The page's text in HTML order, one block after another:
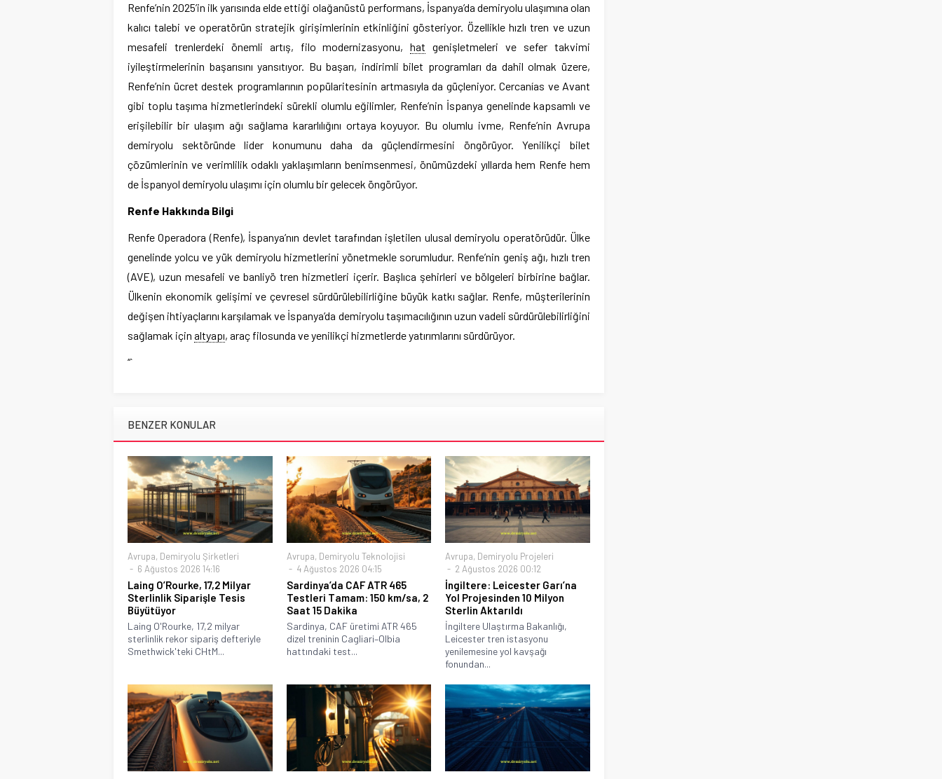
Renfe’nin 2025’in ilk yarısında elde ettiği olağanüstü performans, İspanya’da demiryolu ulaşımına olan
kalıcı talebi ve operatörün stratejik girişimlerinin etkinliğini gösteriyor. Özellikle hızlı tren ve uzun
mesafeli trenlerdeki önemli artış, filo modernizasyonu,hat genişletmeleri ve sefer takvimi
iyileştirmelerinin başarısını yansıtıyor. Bu başarı, indirimli bilet programları da dahil olmak üzere,
Renfe’nin ücret destek programlarının popülaritesinin artmasıyla da güçleniyor. Cercanías ve Avant
gibi toplu taşıma hizmetlerindeki sürekli olumlu eğilimler, Renfe’nin İspanya genelinde kapsamlı ve
erişilebilir bir ulaşım ağı sağlama kararlılığını ortaya koyuyor. Bu olumlu ivme, Renfe’nin Avrupa
demiryolu sektöründe lider konumunu daha da güçlendirmesini öngörüyor. Yenilikçi bilet
çözümlerinin ve verimlilik odaklı yaklaşımların benimsenmesi, önümüzdeki yıllarda hem Renfe hem
de İspanyol demiryolu ulaşımı için olumlu bir gelecek öngörüyor.
Renfe Hakkında Bilgi
Renfe Operadora (Renfe), İspanya’nın devlet tarafından işletilen ulusal demiryolu operatörüdür. Ülke
genelinde yolcu ve yük demiryolu hizmetlerini yönetmekle sorumludur. Renfe’nin geniş ağı, hızlı tren
(AVE), uzun mesafeli ve banliyö tren hizmetleri içerir. Başlıca şehirleri ve bölgeleri birbirine bağlar.
Ülkenin ekonomik gelişimi ve çevresel sürdürülebilirliğine büyük katkı sağlar. Renfe, müşterilerinin
değişen ihtiyaçlarını karşılamak ve İspanya’da demiryolu taşımacılığının uzun vadeli sürdürülebilirliğini
sağlamak için altyapı, araç filosunda ve yenilikçi hizmetlerde yatırımlarını sürdürüyor.
“`
BENZER KONULAR
Avrupa, Demiryolu Şirketleri
6 Ağustos 2026 14:16
Laing O’Rourke, 17,2 Milyar
Sterlinlik Siparişle Tesis
Büyütüyor
Laing O'Rourke, 17,2 milyar
sterlinlik rekor sipariş defteriyle
Smethwick'teki CHtM...
Avrupa, Demiryolu Teknolojisi
4 Ağustos 2026 04:15
Sardinya’da CAF ATR 465
Testleri Tamam: 150 km/sa, 2
Saat 15 Dakika
Sardinya, CAF üretimi ATR 465
dizel treninin Cagliari–Olbia
hattındaki test...
Avrupa, Demiryolu Projeleri
2 Ağustos 2026 00:12
İngiltere: Leicester Garı’na
Yol Projesinden 10 Milyon
Sterlin Aktarıldı
İngiltere Ulaştırma Bakanlığı,
Leicester tren istasyonu
yenilemesine yol kavşağı
fonundan...